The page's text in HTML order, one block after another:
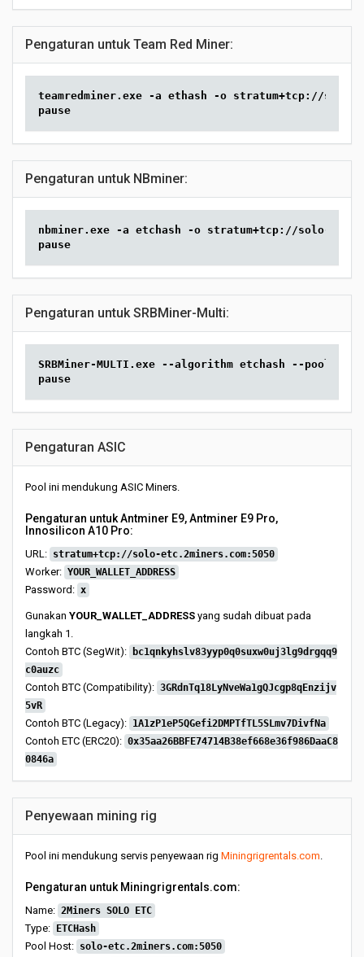
Pengaturan untuk Team Red Miner:
teamredminer.exe -a ethash -o stratum+tcp://solo-
pause
Pengaturan untuk NBminer:
nbminer.exe -a etchash -o stratum+tcp://solo-
pause
Pengaturan untuk SRBMiner-Multi:
SRBMiner-MULTI.exe --algorithm etchash --pool solo-
pause
Pengaturan ASIC
Pool ini mendukung ASIC Miners.
Pengaturan untuk Antminer E9, Antminer E9 Pro,
Innosilicon A10 Pro:
URL: stratum+tcp://solo-etc.2miners.com:5050
Worker: YOUR_WALLET_ADDRESS
Password: x
Gunakan YOUR_WALLET_ADDRESS yang sudah dibuat pada
langkah 1.
Contoh BTC (SegWit):
bc1qnkyhslv83yyp0q0suxw0uj3lg9drgqq9
c0auzc
Contoh BTC (Compatibility): 3GRdnTq18LyNveWa1gQJcgp8qEnzijv
5vR
Contoh BTC (Legacy): 1A1zP1eP5QGefi2DMPTfTL5SLmv7DivfNa
Contoh ETC (ERC20): 0x35aa26BBFE74714B38ef668e36f986DaaC8
0846a
Penyewaan mining rig
Pool ini mendukung servis penyewaan rig Miningrigrentals.com.
Pengaturan untuk Miningrigrentals.com:
Name: 2Miners SOLO ETC
Type: ETCHash
Pool Host: solo-etc.2miners.com:5050